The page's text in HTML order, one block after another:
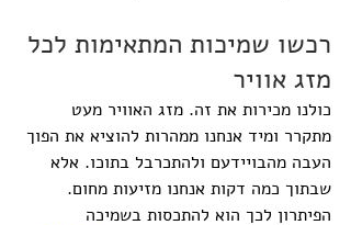
רכשו שמיכות המתאימות לכל
מזג אוויר
כולנו מכירות את זה. מזג האוויר מעט
מתקרר ומיד אנחנו ממהרות להוציא את הפוך
העבה מהבויידעם ולהתכרבל בתוכו. אלא
שבתוך כמה דקות אנחנו מזיעות מחום.
הפיתרון לכך הוא להתכסות בשמיכה